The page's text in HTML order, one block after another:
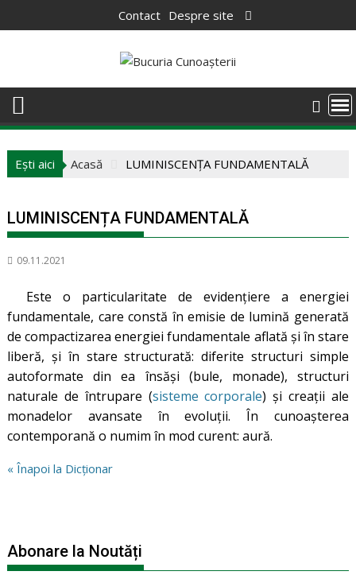
to
Contact Despre site
Ești aici Acasă LUMINISCENȚA FUNDAMENTALĂ
LUMINISCENȚA FUNDAMENTALĂ
09.11.2021
Este o particularitate de evidențiere a energiei
fundamentale, care constă în emisie de lumină generată
de compactizarea energiei fundamentale aflată și în stare
liberă, şi în stare structurată: diferite structuri simple
autoformate din ea însăși (bule, monade), structuri
naturale de întrupare (sisteme corporale) şi creații ale
monadelor avansate în evoluţii. În cunoașterea
contemporană o numim în mod curent: aură.
« Înapoi la Dicționar
Abonare la Noutăți